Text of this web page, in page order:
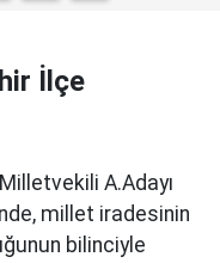
İlçe
A.Adayı
millet iradesinin
bilinciyle